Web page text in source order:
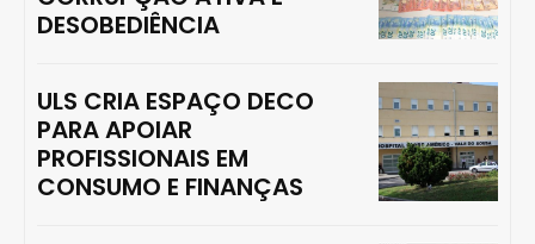
DESOBEDIÊNCIA
ULS CRIA ESPAÇO DECO
PARA APOIAR
PROFISSIONAIS EM
CONSUMO E FINANÇAS